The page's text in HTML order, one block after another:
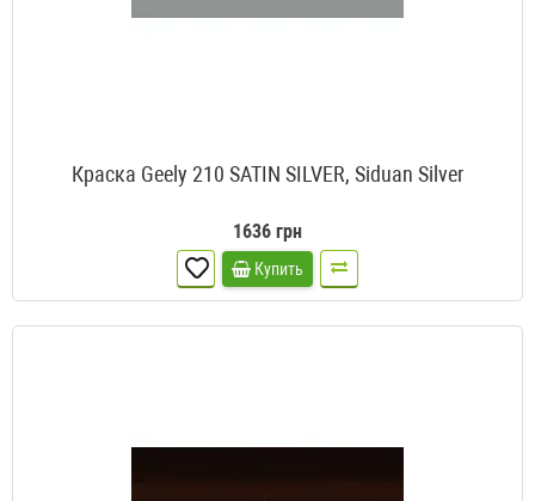
Краска Geely 210 SATIN SILVER, Siduan Silver
1636 грн
Купить